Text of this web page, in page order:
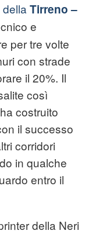
della Tirreno –
e
per tre volte
con strade
il 20%. Il
così
costruito
il successo
corridori
in qualche
entro il
della Neri